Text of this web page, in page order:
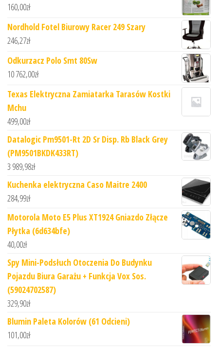
160,00zł
Nordhold Fotel Biurowy Racer 249 Szary
246,27zł
Odkurzacz Polo Smt 80Sw
10 762,00zł
Texas Elektryczna Zamiatarka Tarasów Kostki
Mchu
499,00zł
Datalogic Pm9501-Rt 2D Sr Disp. Rb Black Grey
(PM9501BKDK433RT)
3 989,98zł
Kuchenka elektryczna Caso Maitre 2400
284,99zł
Motorola Moto E5 Plus XT1924 Gniazdo Złącze
Płytka (6d634bfe)
40,00zł
Spy Mini-Podsłuch Otoczenia Do Budynku
Pojazdu Biura Garażu + Funkcja Vox Sos.
(59024702587)
329,90zł
Blumin Paleta Kolorów (61 Odcieni)
101,00zł